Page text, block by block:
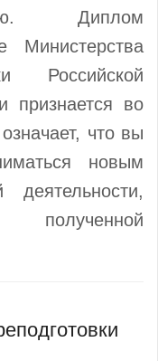
Диплом
Министерства
Российской
во
что вы
новым
деятельности,